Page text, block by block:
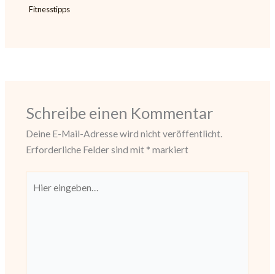
Fitnesstipps
Schreibe einen Kommentar
Deine E-Mail-Adresse wird nicht veröffentlicht.
Erforderliche Felder sind mit * markiert
eingeben…